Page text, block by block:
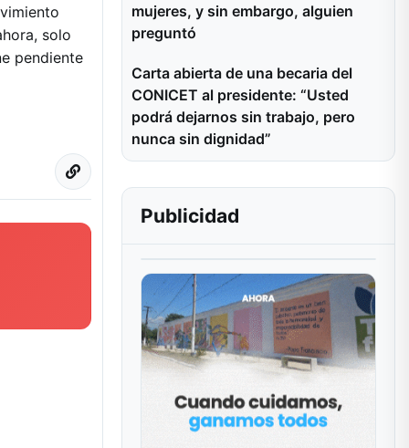
solo
pendiente
mujeres, y sin embargo, alguien
preguntó
Carta abierta de una becaria del
CONICET al presidente: “Usted
podrá dejarnos sin trabajo, pero
nunca sin dignidad”
Publicidad